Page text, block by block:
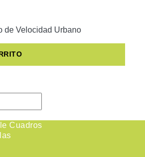
de Velocidad Urbano